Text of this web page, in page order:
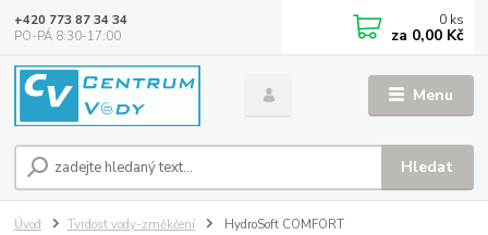
Menu
Hledat
+420 773 87 34 34
PO-PÁ 8:30-17:00
0 ks
za 0,00 Kč
Úvod Tvrdost vody-změkčení HydroSoft COMFORT